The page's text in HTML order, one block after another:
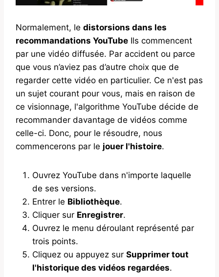
Normalement, le distorsions dans les
recommandations YouTube Ils commencent
par une vidéo diffusée. Par accident ou parce
que vous n’aviez pas d’autre choix que de
regarder cette vidéo en particulier. Ce n'est pas
un sujet courant pour vous, mais en raison de
ce visionnage, l'algorithme YouTube décide de
recommander davantage de vidéos comme
celle-ci. Donc, pour le résoudre, nous
commencerons par le jouer l'histoire.
Ouvrez YouTube dans n'importe laquelle
de ses versions.
Entrer le Bibliothèque.
Cliquer sur Enregistrer.
Ouvrez le menu déroulant représenté par
trois points.
Cliquez ou appuyez sur Supprimer tout
l'historique des vidéos regardées.